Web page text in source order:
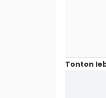
Tonton